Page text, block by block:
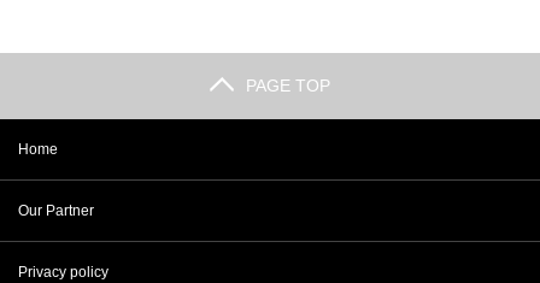
PAGE TOP
Home
Our Partner
Privacy policy